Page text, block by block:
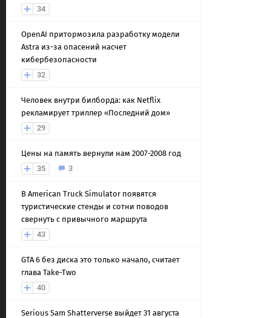
34
OpenAI притормозила разработку модели
Astra из-за опасений насчет
кибербезопасности
32
Человек внутри билборда: как Netflix
рекламирует триллер «Последний дом»
29
Цены на память вернули нам 2007-2008 год
35
3
В American Truck Simulator появятся
туристические стенды и сотни поводов
свернуть с привычного маршрута
43
GTA 6 без диска это только начало, считает
глава Take-Two
40
Serious Sam Shatterverse выйдет 31 августа